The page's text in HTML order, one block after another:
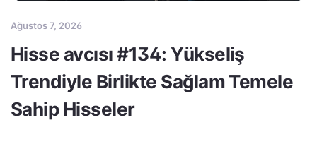
Ağustos 7, 2026
Hisse avcısı #134: Yükseliş
Trendiyle Birlikte Sağlam Temele
Sahip Hisseler